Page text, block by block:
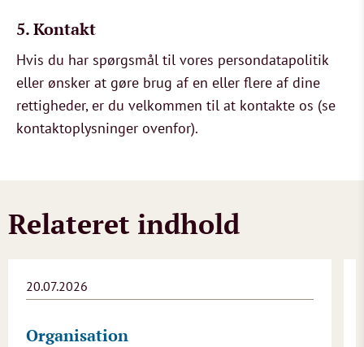
5.Kontakt
Hvis du har spørgsmål til vores persondatapolitik
eller ønsker at gøre brug af en eller flere af dine
rettigheder, er du velkommen til at kontakte os (se
kontaktoplysninger ovenfor).
Relateret indhold
20.07.2026
Organisation